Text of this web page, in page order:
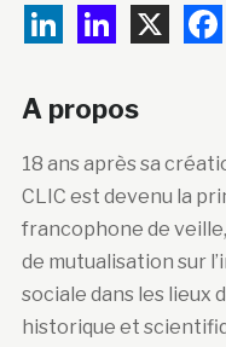
A propos
18 ans après sa
CLIC est devenu la
francophone de
de mutualisation sur
sociale dans les lieux
historique et